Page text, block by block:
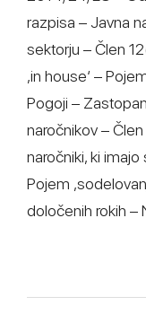
razpisa – Javna
sektorju – Člen
,in house‘ –
Pogoji –
naročnikov –
naročniki, ki
Pojem
določenih rokih –